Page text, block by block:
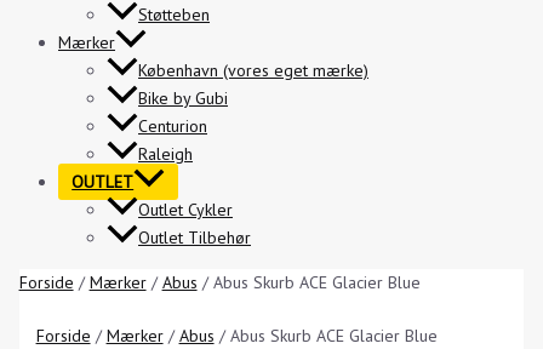
Støtteben
Mærker
København (vores eget mærke)
Bike by Gubi
Centurion
Raleigh
OUTLET
Outlet Cykler
Outlet Tilbehør
Forside /Mærker/Abus / Abus Skurb ACE Glacier Blue
Forside /Mærker/Abus / Abus Skurb ACE Glacier Blue